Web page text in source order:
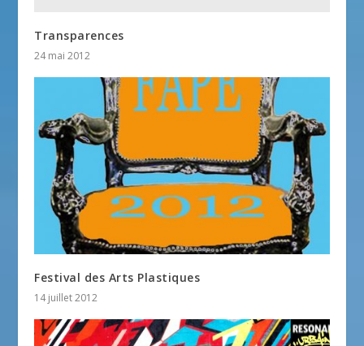
Transparences
24 mai 2012
Festival des Arts Plastiques
14 juillet 2012